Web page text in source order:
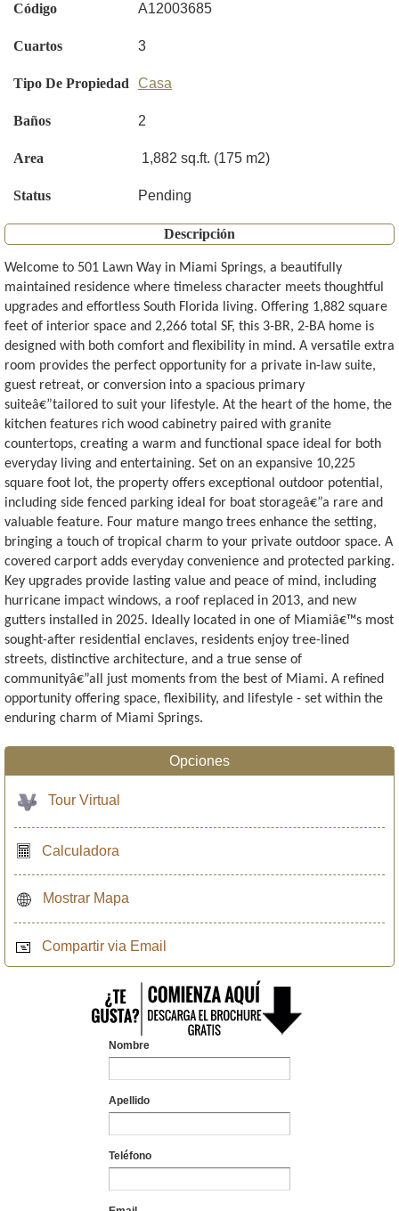
Código A12003685
Cuartos 3
Tipo De Propiedad Casa
Baños 2
Area 1,882 sq.ft. (175 m2)
Status Pending
Descripción
Welcome to 501 Lawn Way in Miami Springs, a beautifully
maintained residence where timeless character meets thoughtful
upgrades and effortless South Florida living. Offering 1,882 square
feet of interior space and 2,266 total SF, this 3-BR, 2-BA home is
designed with both comfort and flexibility in mind. A versatile extra
room provides the perfect opportunity for a private in-law suite,
guest retreat, or conversion into a spacious primary
suiteâ€”tailored to suit your lifestyle. At the heart of the home, the
kitchen features rich wood cabinetry paired with granite
countertops, creating a warm and functional space ideal for both
everyday living and entertaining. Set on an expansive 10,225
square foot lot, the property offers exceptional outdoor potential,
including side fenced parking ideal for boat storageâ€”a rare and
valuable feature. Four mature mango trees enhance the setting,
bringing a touch of tropical charm to your private outdoor space. A
covered carport adds everyday convenience and protected parking.
Key upgrades provide lasting value and peace of mind, including
hurricane impact windows, a roof replaced in 2013, and new
gutters installed in 2025. Ideally located in one of Miamiâ€™s most
sought-after residential enclaves, residents enjoy tree-lined
streets, distinctive architecture, and a true sense of
communityâ€”all just moments from the best of Miami. A refined
opportunity offering space, flexibility, and lifestyle - set within the
enduring charm of Miami Springs.
Opciones
Tour Virtual
Calculadora
Mostrar Mapa
Compartir via Email
Nombre
Apellido
Teléfono